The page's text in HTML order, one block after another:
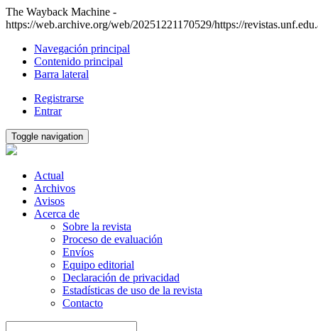
The Wayback Machine -
https://web.archive.org/web/20251221170529/https://
Navegación principal
Contenido principal
Barra lateral
Registrarse
Entrar
Toggle navigation
Actual
Archivos
Avisos
Acerca de
Sobre la revista
Proceso de evaluación
Envíos
Equipo editorial
Declaración de privacidad
Estadísticas de uso de la revista
Contacto